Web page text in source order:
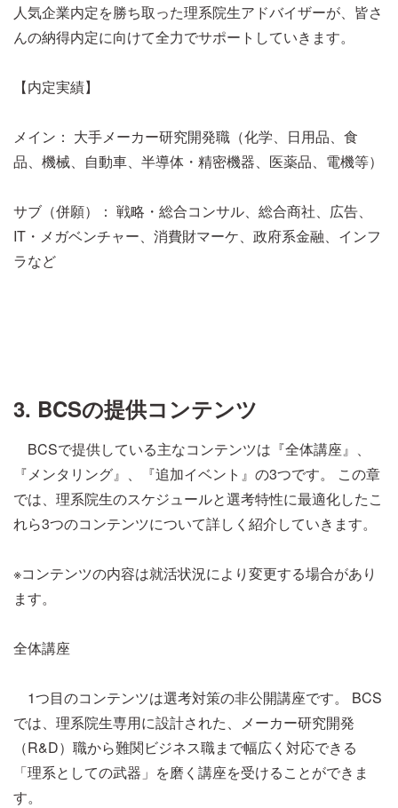
人気企業内定を勝ち取った理系院生アドバイザーが、皆さ
んの納得内定に向けて全力でサポートしていきます。
【内定実績】
メイン： 大手メーカー研究開発職（化学、日用品、食
品、機械、自動車、半導体・精密機器、医薬品、電機等）
サブ（併願）： 戦略・総合コンサル、総合商社、広告、
IT・メガベンチャー、消費財マーケ、政府系金融、インフ
ラなど
3. BCSの提供コンテンツ
BCSで提供している主なコンテンツは『全体講座』、
『メンタリング』、『追加イベント』の3つです。 この章
では、理系院生のスケジュールと選考特性に最適化したこ
れら3つのコンテンツについて詳しく紹介していきます。
※コンテンツの内容は就活状況により変更する場合があり
ます。
全体講座
1つ目のコンテンツは選考対策の非公開講座です。 BCS
では、理系院生専用に設計された、メーカー研究開発
（R&D）職から難関ビジネス職まで幅広く対応できる
「理系としての武器」を磨く講座を受けることができま
す。